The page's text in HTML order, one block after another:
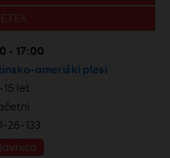
- 17:00
ameriški plesi
15 let
26-133